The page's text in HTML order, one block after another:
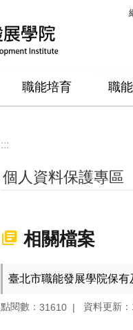
職能培育 職
:::
個人資料保護專區
相關檔案
臺北市職能發展學院保
點閱數： 31610 資料更新